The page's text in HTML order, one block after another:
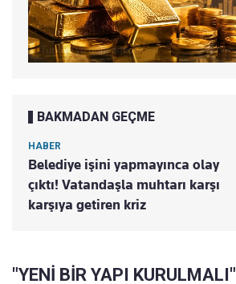
BAKMADAN GEÇME
HABER
Belediye işini yapmayınca olay
çıktı! Vatandaşla muhtarı karşı
karşıya getiren kriz
"YENİ BİR YAPI KURULMALI"